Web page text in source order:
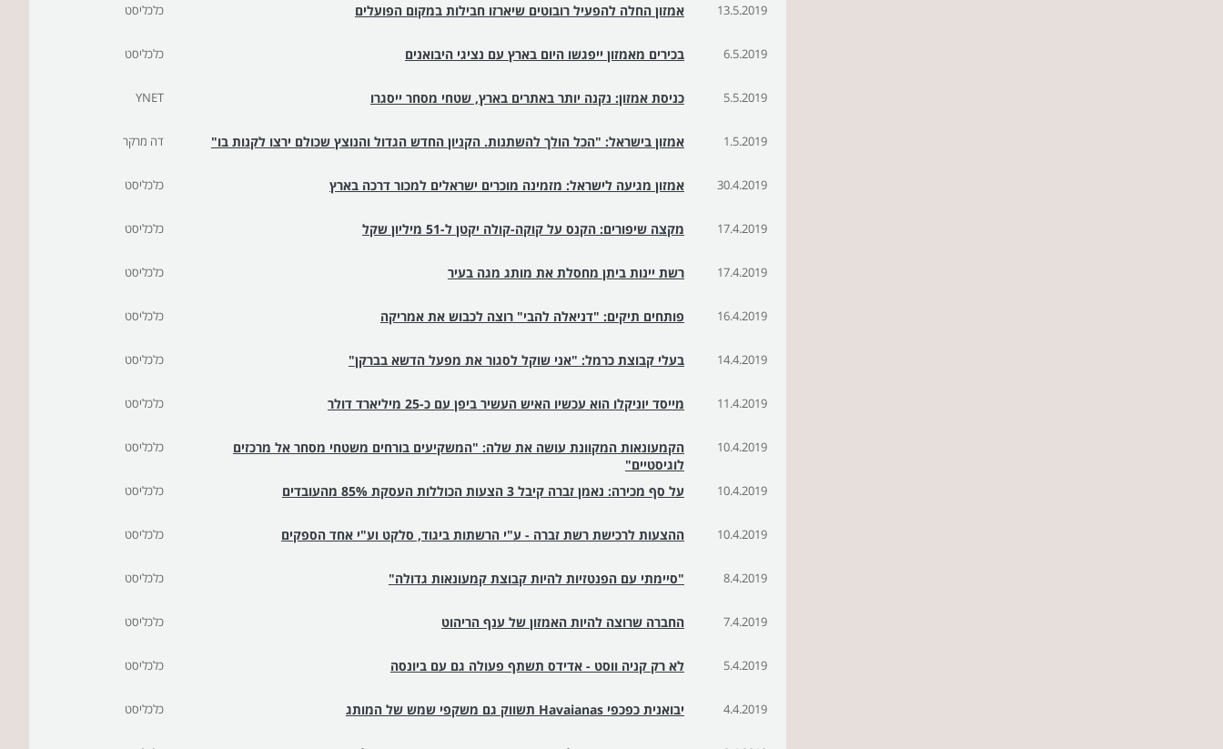
13.5.2019 אמזון החלה להפעיל רובוטים שיארזו חבילות במקום הפועלים כלכליסט
6.5.2019 בכירים מאמזון ייפגשו היום בארץ עם נציגי היבואנים כלכליסט
5.5.2019 כניסת אמזון: נקנה יותר באתרים בארץ, שטחי מסחר ייסגרו YNET
1.5.2019 אמזון בישראל: "הכל הולך להשתנות. הקניון החדש הגדול והנוצץ שכולם ירצו לקנות בו" דה מרקר
30.4.2019 אמזון מגיעה לישראל: מזמינה מוכרים ישראלים למכור דרכה בארץ כלכליסט
17.4.2019 מקצה שיפורים: הקנס על קוקה-קולה יקטן ל-51 מיליון שקל כלכליסט
17.4.2019 רשת יינות ביתן מחסלת את מותג מגה בעיר כלכליסט
16.4.2019 פותחים תיקים: "דניאלה להבי" רוצה לכבוש את אמריקה כלכליסט
14.4.2019 בעלי קבוצת כרמל: "אני שוקל לסגור את מפעל הדשא בברקן" כלכליסט
11.4.2019 מייסד יוניקלו הוא עכשיו האיש העשיר ביפן עם כ-25 מיליארד דולר כלכליסט
10.4.2019
הקמעונאות המקוונת עושה את שלה: "המשקיעים בורחים משטחי מסחר אל מרכזים
לוגיסטיים"
כלכליסט
10.4.2019 על סף מכירה: נאמן זברה קיבל 3 הצעות הכוללות העסקת 85% מהעובדים כלכליסט
10.4.2019 ההצעות לרכישת רשת זברה - ע"י הרשתות ביגוד, סלקט וע"י אחד הספקים כלכליסט
8.4.2019 "סיימתי עם הפנטזיות להיות קבוצת קמעונאות גדולה" כלכליסט
7.4.2019 החברה שרוצה להיות האמזון של ענף הריהוט כלכליסט
5.4.2019 לא רק קניה ווסט - אדידס תשתף פעולה גם עם ביונסה כלכליסט
4.4.2019 יבואנית כפכפי Havaianas תשווק גם משקפי שמש של המותג כלכליסט